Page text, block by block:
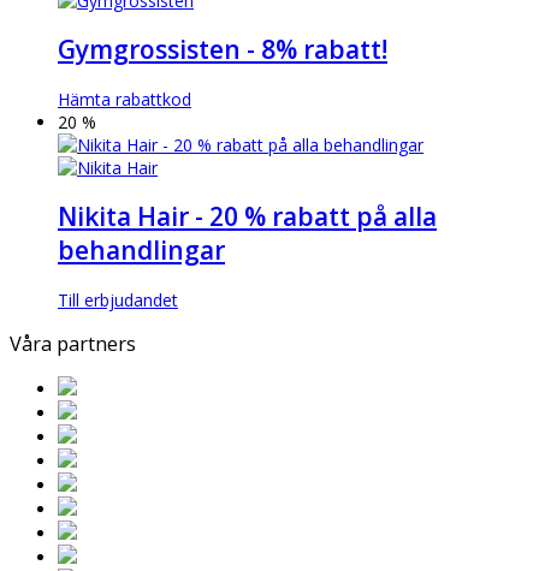
Gymgrossisten - 8% rabatt!
Hämta rabattkod
20 %
Nikita Hair - 20 % rabatt på alla
behandlingar
Till erbjudandet
Våra partners